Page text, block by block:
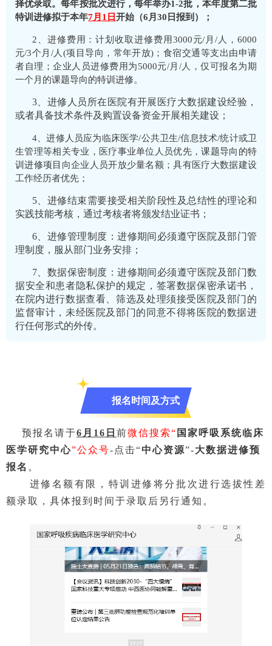
择优录取。每年按批次进行，每年举办1-2批，本年度第二批
特训进修拟于本年7月 1 日开始 （6月30日报到 ） ；
2、进修费用：计划收取进修费用3000元/月/人，6000
元/3个月/人(项目导向，常年开放)；食宿交通等支出由申请
者自理；企业人员进修费用为5000元/月/人，仅可报名为期
一个月的课题导向的特训进修。
3、进修人员所在医院有开展医疗大数据建设经验，
或者具备技术条件及购置设备资金开展相关建设；
4、进修人员应为临床医学/公共卫生/信息技术/统计或卫
生管理等相关专业，医疗事业单位人员优先，课题导向的特
训进修项目 向企业人员开放少量名额；具有医疗大数据建设
工作经历者优先；
5、进修结束需要接受相关阶段性及总结性的理论和
实践技能考核，通过考核者将颁发结业证书；
6、进修管理制度：进修期间必须遵守医院及部门管
理制度，服从部门业务安排；
7、数据保密制度：进修期间必须遵守医院及部门数
据安全和患者隐私保护的规定，签署数据保密承诺书，
在院内进行数据查看、筛选及处理须接受医院及部门的
监督审计，未经医院及部门的同意不得将医院的数据进
行任何形式的外传。
报名时间及方式
预报名请于6 月 16 日 前微信搜索“ 国家呼吸系统临床
医学研究中心”公众号-点击“中心资源”-大数据进修预
报名 。
进修名额有限，特训进修将分批次进行选拔性差
额录取，具体报到时间于录取后另行通知。